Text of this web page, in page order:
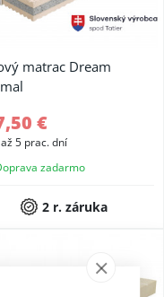
matrac Dream
€
5 prac. dní
zadarmo
2 r. záruka